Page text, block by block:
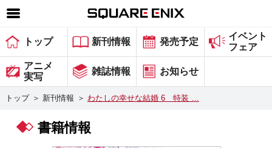
SQUARE ENIX 公式サイトメニュー
ゲーム
マガジン＆ブックス
グッズ
トップ 新刊情報 発売予定
イベント
フェア
アニメ
実写
雑誌情報 お知らせ
トップ ＞ 新刊情報 ＞ わたしの幸せな結婚 6 特装 …
書籍情報